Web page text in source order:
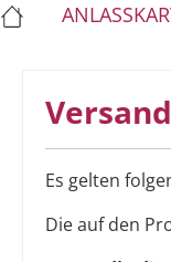
Es gelten
Die auf den